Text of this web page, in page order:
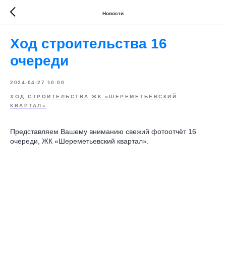
Новости
Ход строительства 16
очереди
2024-04-27 10:00
ХОД СТРОИТЕЛЬСТВА ЖК «ШЕРЕМЕТЬЕВСКИЙ
КВАРТАЛ»
Представляем Вашему вниманию свежий фотоотчёт 16
очереди, ЖК «Шереметьевский квартал».